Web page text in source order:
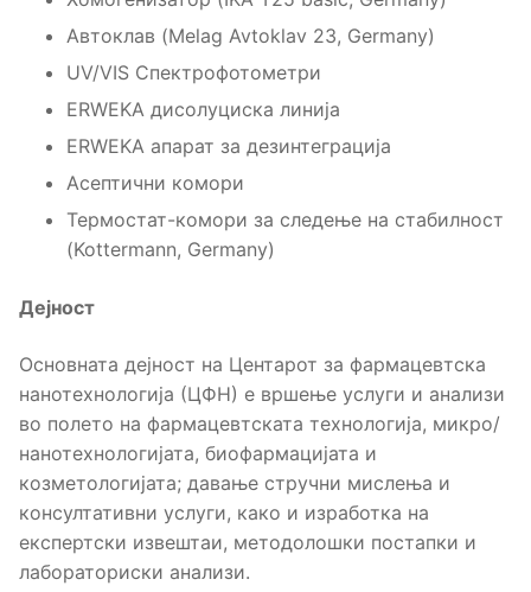
Автоклав (Melag Avtoklav 23, Germany)
UV/VIS Спектрофотометри
ERWEKA дисолуциска линија
ERWEKA апарат за дезинтеграција
Асептични комори
Термостат-комори за следење на стабилност
(Kottermann, Germany)
Дејност
Основната дејност на Центарот за фармацевтска
нанотехнологија (ЦФН) е вршење услуги и анализи
во полето на фармацевтската технологија, микро/
нанотехнологијата, биофармацијата и
козметологијата; давање стручни мислења и
консултативни услуги, како и изработка на
експертски извештаи, методолошки постапки и
лабораториски анализи.